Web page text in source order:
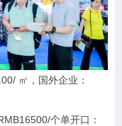
㎡，国外企业：
个单开口：